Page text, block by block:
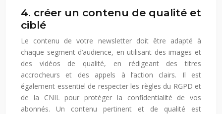
4. créer un contenu de qualité et
ciblé
Le contenu de votre newsletter doit être adapté à
chaque segment d’audience, en utilisant des images et
des vidéos de qualité, en rédigeant des titres
accrocheurs et des appels à l’action clairs. Il est
également essentiel de respecter les règles du RGPD et
de la CNIL pour protéger la confidentialité de vos
abonnés. Un contenu pertinent et de qualité est